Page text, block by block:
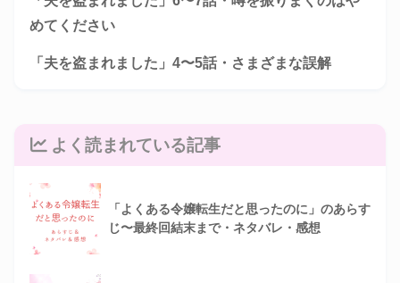
めてください
「夫を盗まれました」4〜5話・さまざまな誤解
よく読まれている記事
「よくある令嬢転生だと思ったのに」のあらす
じ〜最終回結末まで・ネタバレ・感想